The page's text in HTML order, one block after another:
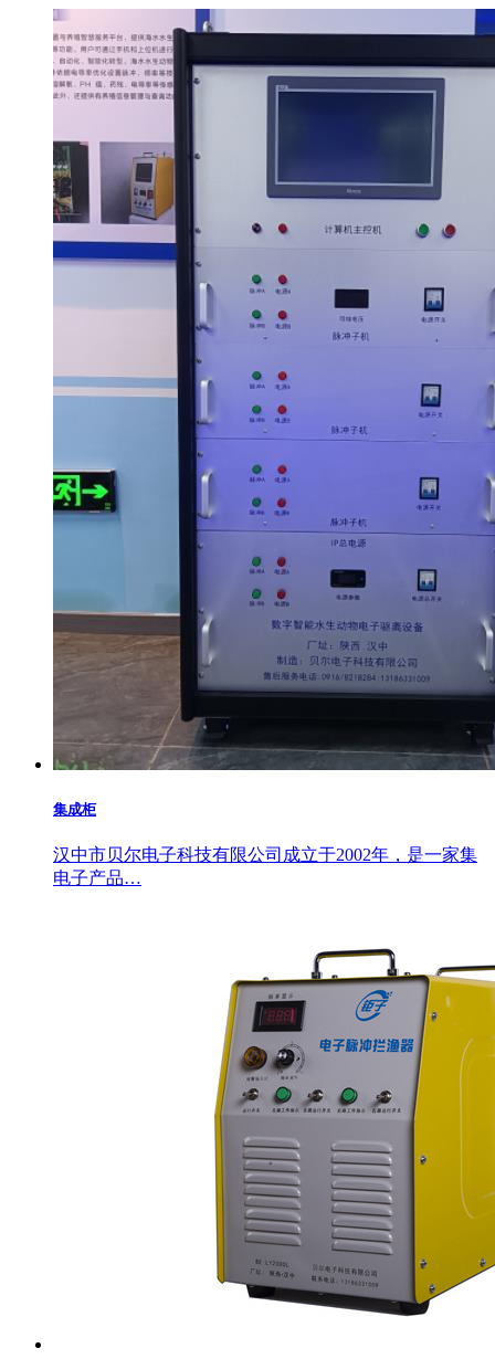
集成柜
汉中市贝尔电子科技有限公司成立于2002年，是一家集
电子产品…